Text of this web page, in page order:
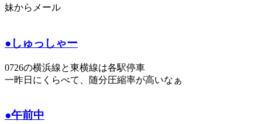
妹からメール
●しゅっしゃー
0726の横浜線と東横線は各駅停車
一昨日にくらべて、随分圧縮率が高いなぁ
●午前中